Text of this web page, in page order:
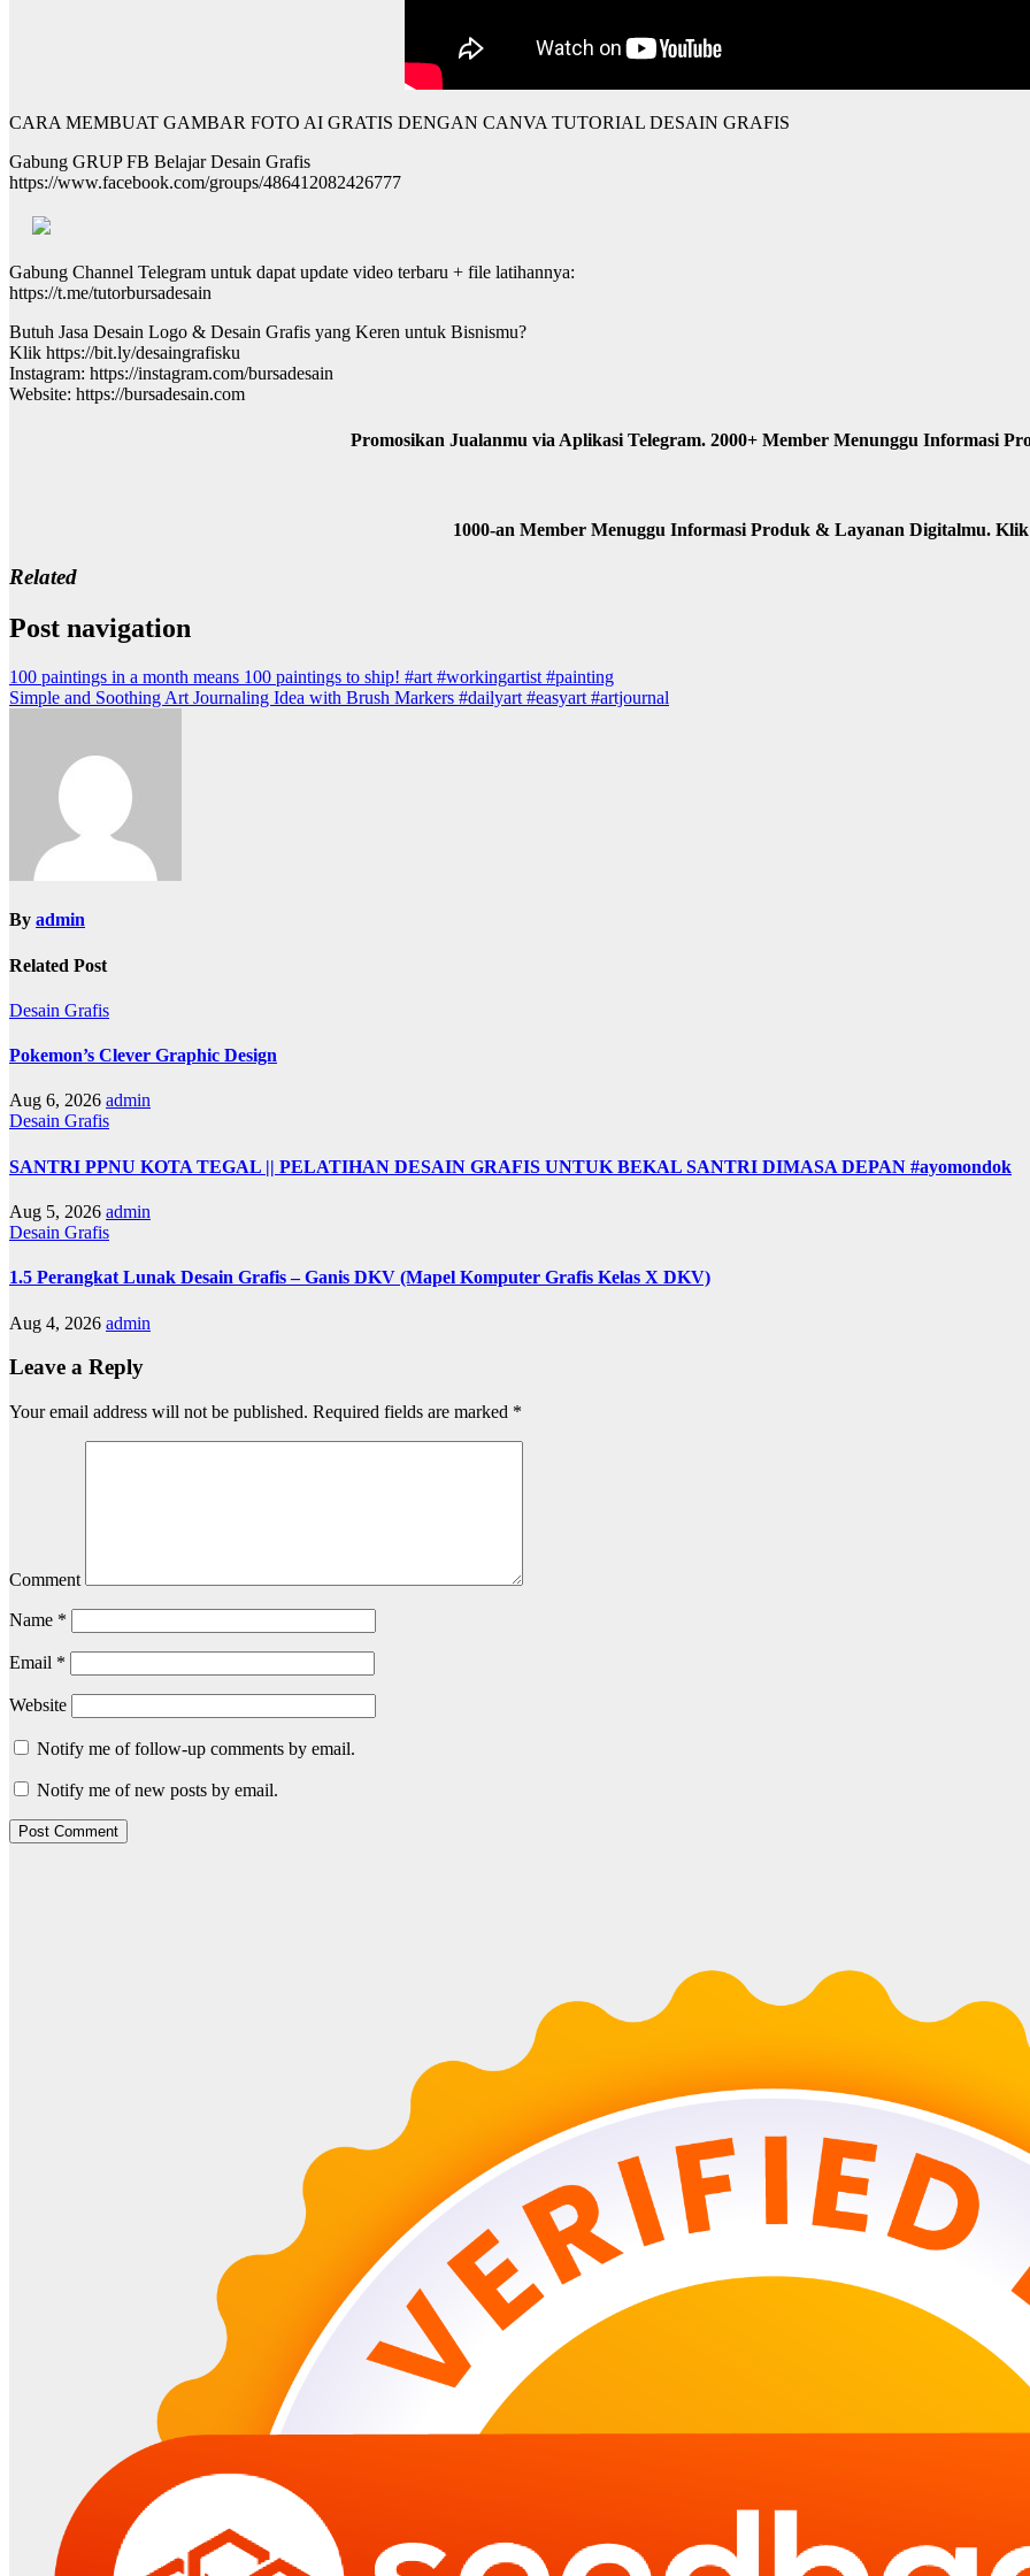
CARA MEMBUAT GAMBAR FOTO AI GRATIS DENGAN CANVA TUTORIAL DESAIN GRAFIS
Gabung GRUP FB Belajar Desain Grafis
https://www.facebook.com/groups/486412082426777
Gabung Channel Telegram untuk dapat update video terbaru + file latihannya:
https://t.me/tutorbursadesain
Butuh Jasa Desain Logo & Desain Grafis yang Keren untuk Bisnismu?
Klik https://bit.ly/desaingrafisku
Instagram: https://instagram.com/bursadesain
Website: https://bursadesain.com
Promosikan Jualanmu via Aplikasi Telegram. 2000+ Member Menunggu Informasi
1000-an Member Menuggu Informasi Produk & Layanan Digitalmu. Klik
Related
Post navigation
100 paintings in a month means 100 paintings to ship! #art #workingartist #painting
Simple and Soothing Art Journaling Idea with Brush Markers #dailyart #easyart #artjournal
By admin
Related Post
Desain Grafis
Pokemon’s Clever Graphic Design
Aug 6, 2026 admin
Desain Grafis
SANTRI PPNU KOTA TEGAL || PELATIHAN DESAIN GRAFIS UNTUK BEKAL SANTRI DIMASA DEPAN #ayomondok
Aug 5, 2026 admin
Desain Grafis
1.5 Perangkat Lunak Desain Grafis – Ganis DKV (Mapel Komputer Grafis Kelas X DKV)
Aug 4, 2026 admin
Leave a Reply
Your email address will not be published. Required fields are marked *
Comment
Name *
Email *
Website
Notify me of follow-up comments by email.
Notify me of new posts by email.